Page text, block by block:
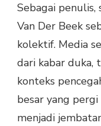
Sebagai penulis,
Van Der Beek
kolektif. Media
dari kabar duka,
konteks
besar yang
menjadi